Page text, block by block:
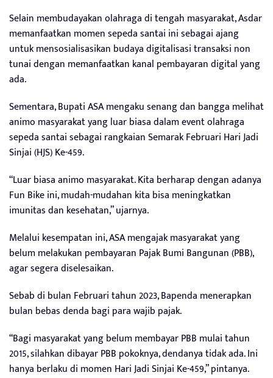
Selain membudayakan olahraga di tengah masyarakat, Asdar
memanfaatkan momen sepeda santai ini sebagai ajang
untuk mensosialisasikan budaya digitalisasi transaksi non
tunai dengan memanfaatkan kanal pembayaran digital yang
ada.
Sementara, Bupati ASA mengaku senang dan bangga melihat
animo masyarakat yang luar biasa dalam event olahraga
sepeda santai sebagai rangkaian Semarak Februari Hari Jadi
Sinjai (HJS) Ke-459.
“Luar biasa animo masyarakat. Kita berharap dengan adanya
Fun Bike ini, mudah-mudahan kita bisa meningkatkan
imunitas dan kesehatan,” ujarnya.
Melalui kesempatan ini, ASA mengajak masyarakat yang
belum melakukan pembayaran Pajak Bumi Bangunan (PBB),
agar segera diselesaikan.
Sebab di bulan Februari tahun 2023, Bapenda menerapkan
bulan bebas denda bagi para wajib pajak.
“Bagi masyarakat yang belum membayar PBB mulai tahun
2015, silahkan dibayar PBB pokoknya, dendanya tidak ada. Ini
hanya berlaku di momen Hari Jadi Sinjai Ke-459,” pintanya.